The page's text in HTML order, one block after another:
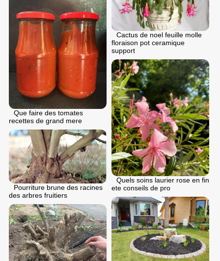
Cactus de noel feuille molle
floraison pot ceramique
support
Que faire des tomates
recettes de grand mere
Quels soins laurier rose en fin
ete conseils de pro
Pourriture brune des racines
des arbres fruitiers